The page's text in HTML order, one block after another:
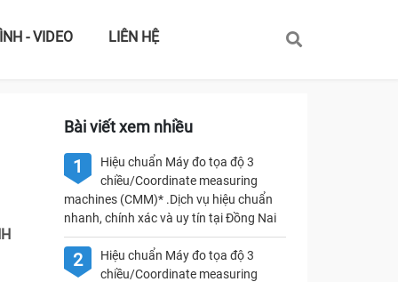
- VIDEO LIÊN HỆ
Bài viết xem nhiều
1
Hiệu chuẩn Máy đo tọa độ 3
chiều/Coordinate measuring
machines (CMM)* .Dịch vụ hiệu chuẩn
nhanh, chính xác và uy tín tại Đồng Nai
2
Hiệu chuẩn Máy đo tọa độ 3
chiều/Coordinate measuring